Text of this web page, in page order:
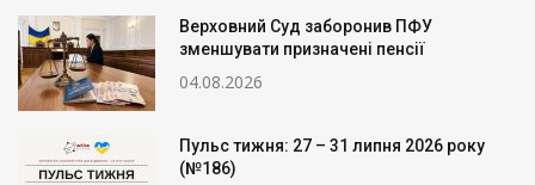
Верховний Суд заборонив ПФУ
зменшувати призначені пенсії
04.08.2026
Пульс тижня: 27 – 31 липня 2026 року
(№186)